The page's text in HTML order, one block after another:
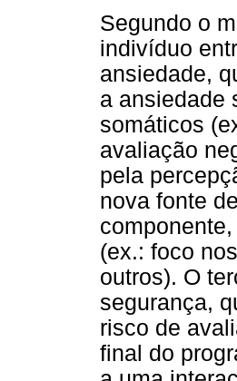
Segundo o
indivíduo
ansiedade,
a ansiedade
somáticos
avaliação
pela
nova fonte
(ex.: foco
outros). O
segurança,
risco de
final do